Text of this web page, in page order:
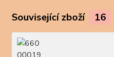
Související zboží 16